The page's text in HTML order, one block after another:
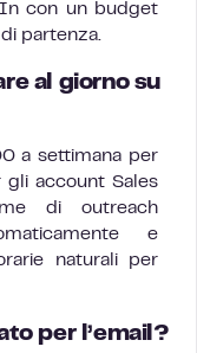
con un budget
partenza.
al giorno su
a settimana per
account Sales
di outreach
e
naturali per
per l’email?